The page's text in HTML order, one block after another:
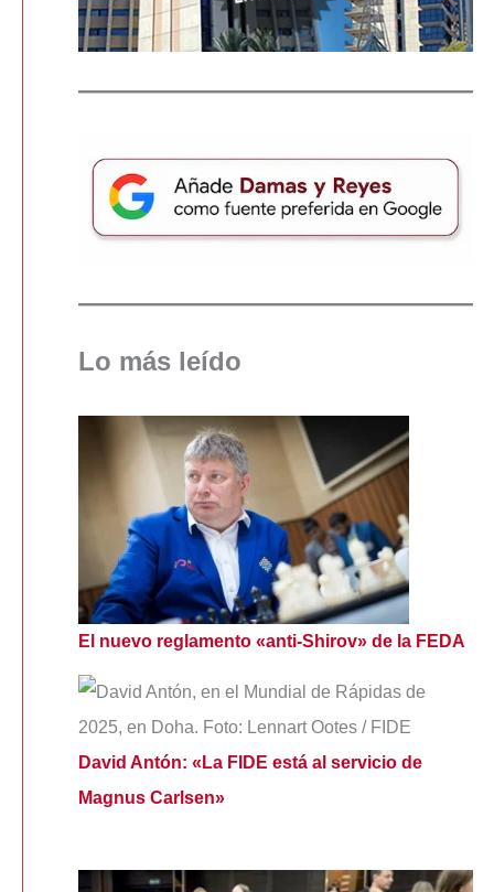
Lo más leído
El nuevo reglamento «anti-Shirov» de la FEDA
David Antón: «La FIDE está al servicio de
Magnus Carlsen»